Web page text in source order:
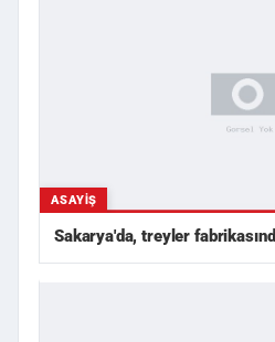
ASAYIŞ
Sakarya'da, treyler